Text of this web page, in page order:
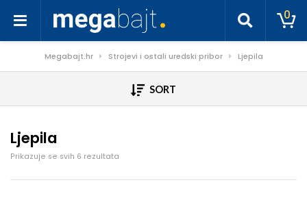
0
Megabajt.hr Strojevi i ostali uredski pribor Ljepila
SORT
Ljepila
Prikazuje se svih 6 rezultata